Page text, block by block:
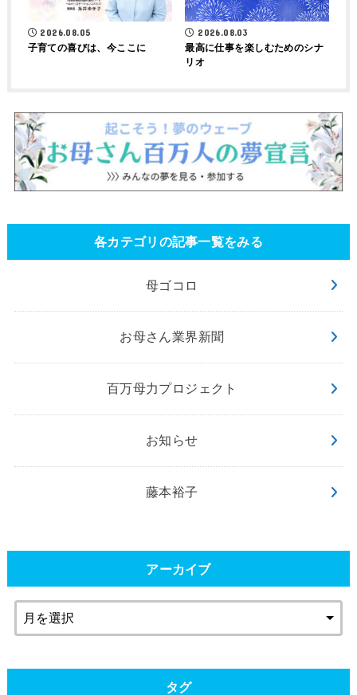
2026.08.05
子育ての喜びは、今ここに
2026.08.03
最高に仕事を楽しむためのシナ
リオ
各カテゴリの記事一覧をみる
母ゴコロ
お母さん業界新聞
百万母力プロジェクト
お知らせ
藤本裕子
アーカイブ
タグ